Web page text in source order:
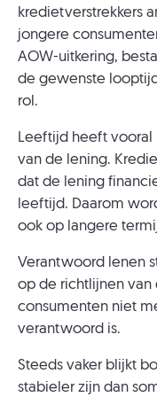
kredietverstrekkers
jongere
AOW-uitkering,
de gewenste
rol.
Leeftijd heeft
van de lening.
dat de lening
leeftijd. Daarom
ook op langere
Verantwoord lenen
op de richtlijnen van
consumenten niet
verantwoord is.
Steeds vaker blijkt
stabieler zijn dan